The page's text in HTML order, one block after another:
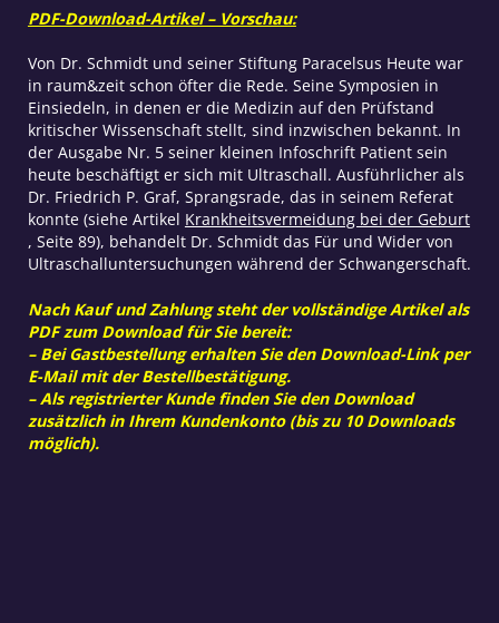
PDF-Download-Artikel – Vorschau:
Von Dr. Schmidt und seiner Stiftung Paracelsus Heute war
in raum&zeit schon öfter die Rede. Seine Symposien in
Einsiedeln, in denen er die Medizin auf den Prüfstand
kritischer Wissenschaft stellt, sind inzwischen bekannt. In
der Ausgabe Nr. 5 seiner kleinen Infoschrift Patient sein
heute beschäftigt er sich mit Ultraschall. Ausführlicher als
Dr. Friedrich P. Graf, Sprangsrade, das in seinem Referat
konnte (siehe Artikel Krankheitsvermeidung bei der Geburt
, Seite 89), behandelt Dr. Schmidt das Für und Wider von
Ultraschalluntersuchungen während der Schwangerschaft.
Nach Kauf und Zahlung steht der vollständige Artikel als
PDF zum Download für Sie bereit:
– Bei Gastbestellung erhalten Sie den Download-Link per
E-Mail mit der Bestellbestätigung.
– Als registrierter Kunde finden Sie den Download
zusätzlich in Ihrem Kundenkonto (bis zu 10 Downloads
möglich).